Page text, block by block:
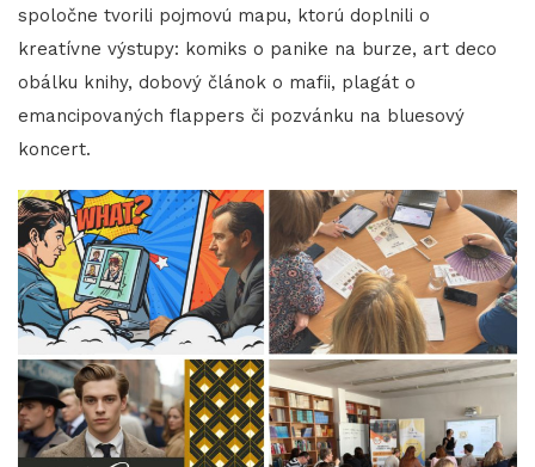
spoločne tvorili pojmovú mapu, ktorú doplnili o
kreatívne výstupy: komiks o panike na burze, art deco
obálku knihy, dobový článok o mafii, plagát o
emancipovaných flappers či pozvánku na bluesový
koncert.